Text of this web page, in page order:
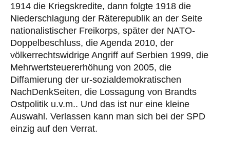
1914 die Kriegskredite, dann folgte 1918 die
Niederschlagung der Räterepublik an der Seite
nationalistischer Freikorps, später der NATO-
Doppelbeschluss, die Agenda 2010, der
völkerrechtswidrige Angriff auf Serbien 1999, die
Mehrwertsteuererhöhung von 2005, die
Diffamierung der ur-sozialdemokratischen
NachDenkSeiten, die Lossagung von Brandts
Ostpolitik u.v.m.. Und das ist nur eine kleine
Auswahl. Verlassen kann man sich bei der SPD
einzig auf den Verrat.